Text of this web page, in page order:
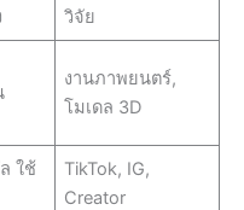
วิจัย
งานภาพยนตร์,
โมเดล 3D
ใช้
TikTok, IG,
Creator